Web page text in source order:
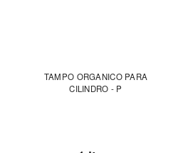
TAMPO ORGANICO PARA
CILINDRO - P